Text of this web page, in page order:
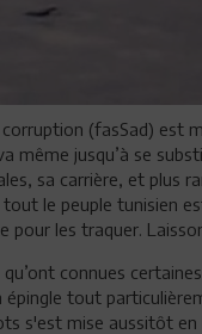
(fasSad) est
même jusqu’à se
sa carrière, et plus
le peuple tunisien
pour les traquer.
connues
tout
s'est mise aussitôt